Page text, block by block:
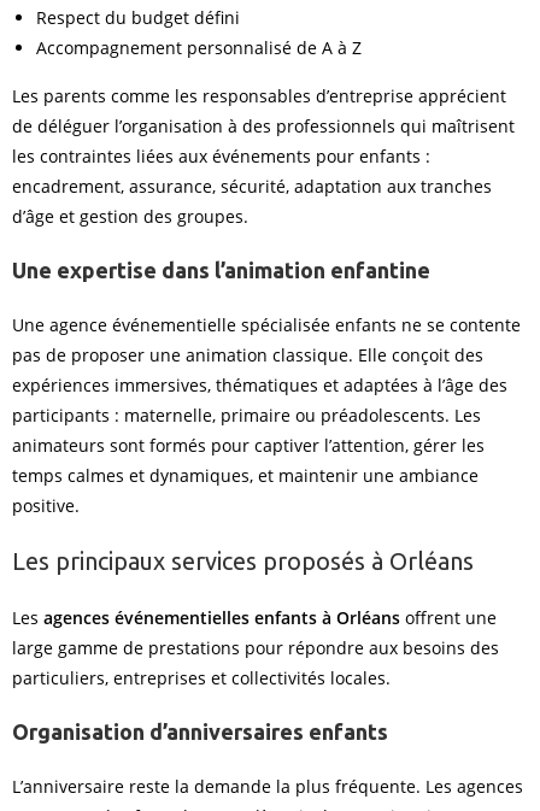
Respect du budget défini
Accompagnement personnalisé de A à Z
Les parents comme les responsables d’entreprise apprécient
de déléguer l’organisation à des professionnels qui maîtrisent
les contraintes liées aux événements pour enfants :
encadrement, assurance, sécurité, adaptation aux tranches
d’âge et gestion des groupes.
Une expertise dans l’animation enfantine
Une agence événementielle spécialisée enfants ne se contente
pas de proposer une animation classique. Elle conçoit des
expériences immersives, thématiques et adaptées à l’âge des
participants : maternelle, primaire ou préadolescents. Les
animateurs sont formés pour captiver l’attention, gérer les
temps calmes et dynamiques, et maintenir une ambiance
positive.
Les principaux services proposés à Orléans
Les agences événementielles enfants à Orléans offrent une
large gamme de prestations pour répondre aux besoins des
particuliers, entreprises et collectivités locales.
Organisation d’anniversaires enfants
L’anniversaire reste la demande la plus fréquente. Les agences